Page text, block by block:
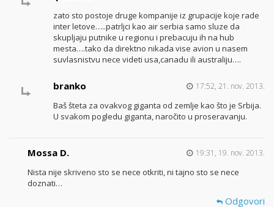
zato sto postoje druge kompanije iz grupacije koje rade
inter letove…..patrljci kao air serbia samo sluze da
skupljaju putnike u regionu i prebacuju ih na hub
mesta….tako da direktno nikada vise avion u nasem
suvlasnistvu nece videti usa,canadu ili australiju….
branko 17:52, 21. nov. 2013.
Baš šteta za ovakvog giganta od zemlje kao što je Srbija.
U svakom pogledu giganta, naročito u proseravanju.
Mossa D. 19:31, 19. nov. 2013.
Nista nije skriveno sto se nece otkriti, ni tajno sto se nece
doznati…
Odgovori